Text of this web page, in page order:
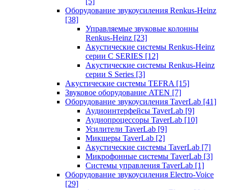
Оборудование звукоусиления Renkus-Heinz
[38]
Управляемые звуковые колонны
Renkus-Heinz [23]
Акустические системы Renkus-Heinz
серии C SERIES [12]
Акустические системы Renkus-Heinz
серии S Series [3]
Акустические системы TEFRA [15]
Звуковое оборудование ATEN [7]
Оборудование звукоусиления TaverLab [41]
Аудиоинтерфейсы TaverLab [9]
Аудиопроцессоры TaverLab [10]
Усилители TaverLab [9]
Микшеры TaverLab [2]
Акустические системы TaverLab [7]
Микрофонные системы TaverLab [3]
Системы управления TaverLab [1]
Оборудование звукоусиления Electro-Voice
[29]